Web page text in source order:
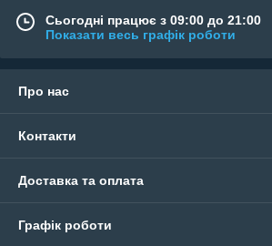
Сьогодні працює з 09:00 до 21:00
Показати весь графік роботи
Про нас
Контакти
Доставка та оплата
Графік роботи